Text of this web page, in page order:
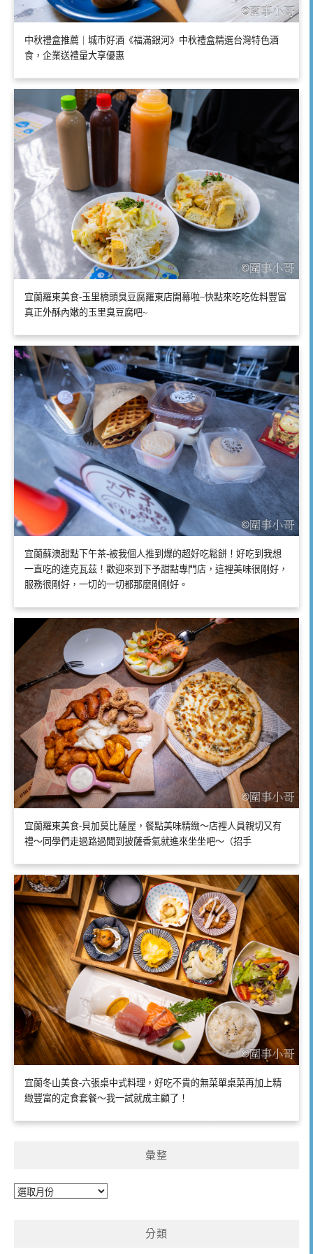
中秋禮盒推薦｜城市好酒《福滿銀河》中秋禮盒精選台灣特色酒
食，企業送禮量大享優惠
宜蘭羅東美食-玉里橋頭臭豆腐羅東店開幕啦~快點來吃吃佐料豐富
真正外酥內嫩的玉里臭豆腐吧~
宜蘭蘇澳甜點下午茶-被我個人推到爆的超好吃鬆餅！好吃到我想
一直吃的達克瓦茲！歡迎來到下予甜點專門店，這裡美味很剛好，
服務很剛好，一切的一切都那麼剛剛好。
宜蘭羅東美食-貝加莫比薩屋，餐點美味精緻～店裡人員親切又有
禮～同學們走過路過聞到披薩香氣就進來坐坐吧～（招手
宜蘭冬山美食-六張桌中式料理，好吃不貴的無菜單桌菜再加上精
緻豐富的定食套餐～我一試就成主顧了！
彙整
彙
分類